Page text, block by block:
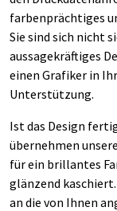
farbenprächtiges
Sie sind sich nicht
aussagekräftiges
einen Grafiker in
Unterstützung.
Ist das Design
übernehmen
für ein brillantes
glänzend
an die von Ihnen